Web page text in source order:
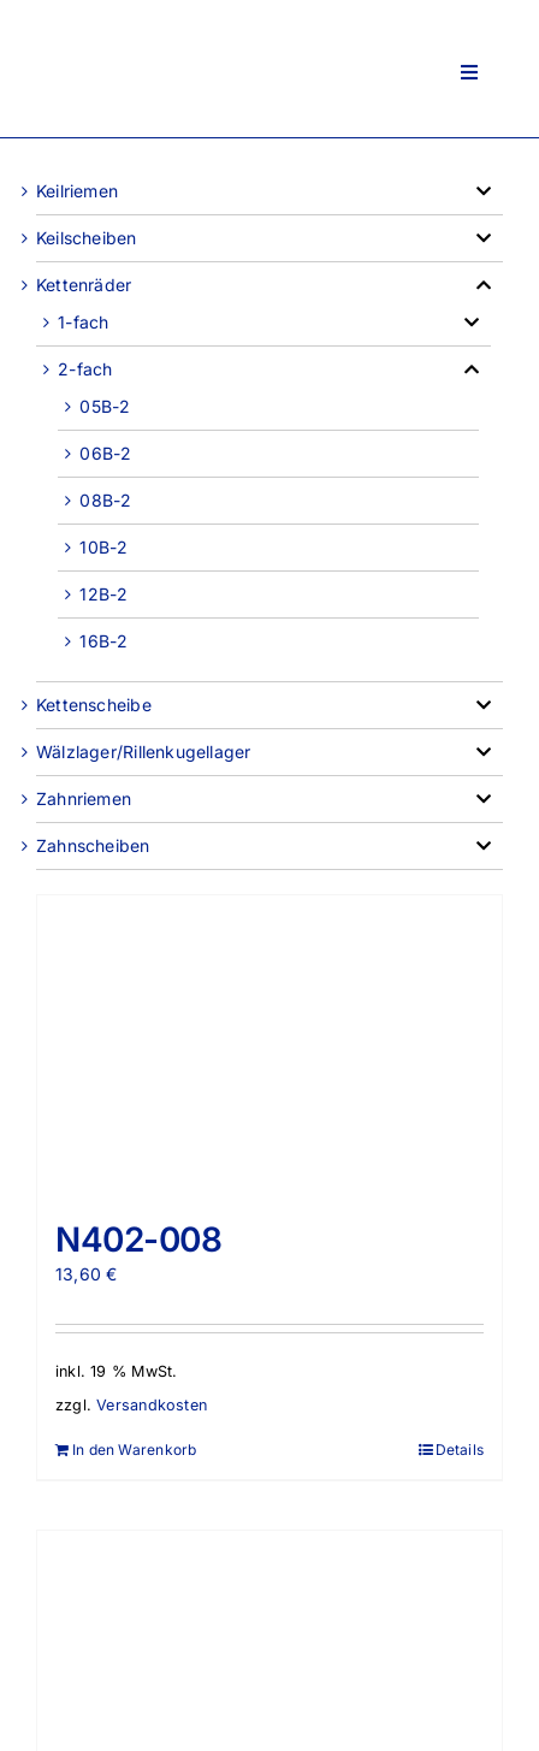
Toggle
Keilriemen
Keilscheiben
Kettenräder
1-fach
2-fach
05B-2
06B-2
08B-2
10B-2
12B-2
16B-2
Kettenscheibe
Wälzlager/Rillenkugellager
Zahnriemen
Zahnscheiben
N402-008
13,60€
inkl. 19 % MwSt.
zzgl.Versandkosten
In den Warenkorb Details